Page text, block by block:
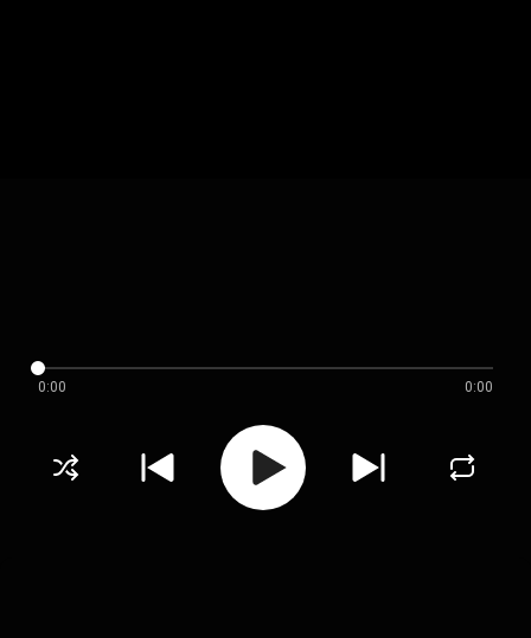
0:00 0:00